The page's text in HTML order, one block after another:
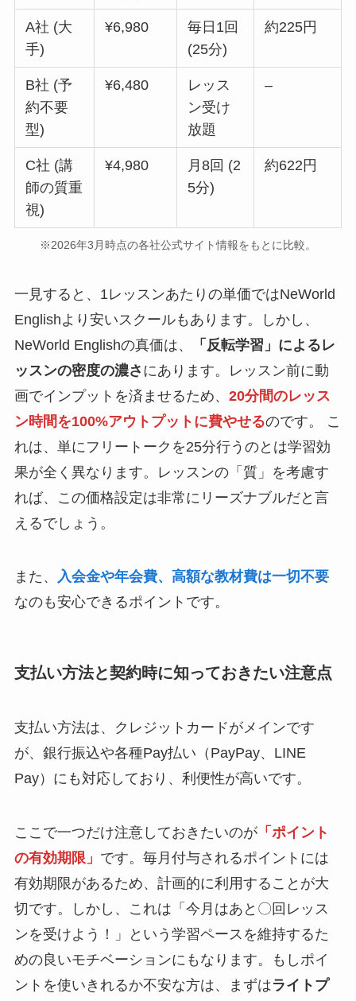
A社 (大
手)
¥6,980
毎日1回
(25分)
約225円
B社 (予
約不要
型)
¥6,480
レッス
ン受け
放題
–
C社 (講
師の質重
視)
¥4,980
月8回 (2
5分)
約622円
※2026年3月時点の各社公式サイト情報をもとに比較。
一見すると、1レッスンあたりの単価ではNeWorld
Englishより安いスクールもあります。しかし、
NeWorld Englishの真価は、
「反転学習」によるレ
ッスンの密度の濃さ にあります。レッスン前に動
画でインプットを済ませるため、 20分間のレッス
ン時間を100%アウトプットに費やせるのです。 こ
れは、単にフリートークを25分行うのとは学習効
果が全く異なります。レッスンの「質」を考慮す
れば、この価格設定は非常にリーズナブルだと言
えるでしょう。
また、
入会金や年会費、高額な教材費は一切不要
なのも安心できるポイントです。
支払い方法と契約時に知っておきたい注意点
支払い方法は、クレジットカードがメインです
が、銀行振込や各種Pay払い（PayPay、LINE
Pay）にも対応しており、利便性が高いです。
ここで一つだけ注意しておきたいのが「ポイント
の有効期限」 です。毎月付与されるポイントには
有効期限があるため、計画的に利用することが大
切です。しかし、これは「今月はあと〇回レッス
ンを受けよう！」という学習ペースを維持するた
めの良いモチベーションにもなります。もしポイ
ントを使いきれるか不安な方は、まずはライトプ